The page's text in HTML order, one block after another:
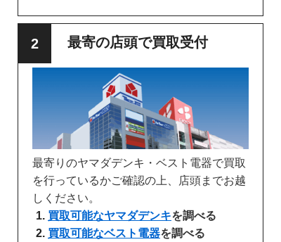
最寄の店頭で買取受付
最寄りのヤマダデンキ・ベスト電器で買取
を行っているかご確認の上、店頭までお越
しください。
買取可能なヤマダデンキを調べる
買取可能なベスト電器を調べる